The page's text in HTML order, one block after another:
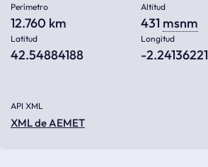
Perímetro
12.760 km
Altitud
431 msnm
Latitud
42.54884188
Longitud
-2.24136221
API XML
XML de AEMET